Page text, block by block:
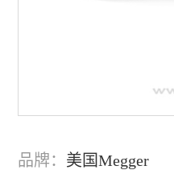
品牌： 美国Megger